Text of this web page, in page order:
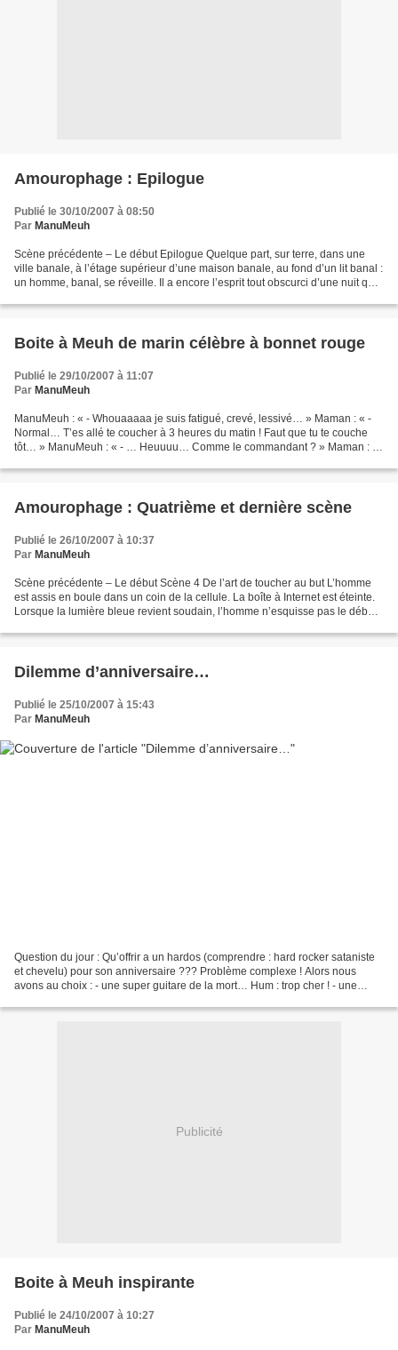
Amourophage : Epilogue
Publié le 30/10/2007 à 08:50
Par ManuMeuh
Scène précédente – Le début Epilogue Quelque part, sur terre, dans une
ville banale, à l’étage supérieur d’une maison banale, au fond d’un lit banal :
un homme, banal, se réveille. Il a encore l’esprit tout obscurci d’une nuit qui
Boite à Meuh de marin célèbre à bonnet rouge
Publié le 29/10/2007 à 11:07
Par ManuMeuh
ManuMeuh : « - Whouaaaaa je suis fatigué, crevé, lessivé… » Maman : « -
Normal… T’es allé te coucher à 3 heures du matin ! Faut que tu te couche
tôt… » ManuMeuh : « - … Heuuuu… Comme le commandant ? » Maman : «
Amourophage : Quatrième et dernière scène
Publié le 26/10/2007 à 10:37
Par ManuMeuh
Scène précédente – Le début Scène 4 De l’art de toucher au but L’homme
est assis en boule dans un coin de la cellule. La boîte à Internet est éteinte.
Lorsque la lumière bleue revient soudain, l’homme n’esquisse pas le début
Dilemme d’anniversaire…
Publié le 25/10/2007 à 15:43
Par ManuMeuh
Question du jour : Qu’offrir a un hardos (comprendre : hard rocker sataniste
et chevelu) pour son anniversaire ??? Problème complexe ! Alors nous
avons au choix : - une super guitare de la mort… Hum : trop cher ! - une
Publicité
Boite à Meuh inspirante
Publié le 24/10/2007 à 10:27
Par ManuMeuh